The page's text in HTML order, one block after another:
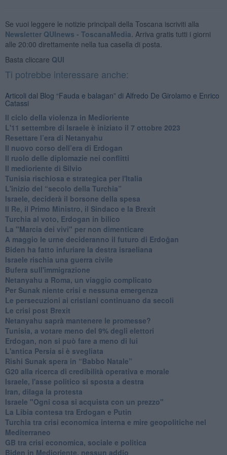
Se vuoi leggere le notizie principali della Toscana iscriviti alla
Newsletter QUInews - ToscanaMedia. Arriva gratis tutti i giorni
alle 20:00 direttamente nella tua casella di posta.
Basta cliccare QUI
Ti potrebbe interessare anche:
Articoli dal Blog “Fauda e balagan” di Alfredo De Girolamo e Enrico
Catassi
Il ciclo della violenza in Medioriente
L'11 settembre di Israele è iniziato il 7 ottobre 2023
Resettare l’era di Netanyahu
​Il nuovo corso dell’era di Erdogan
Il ruolo delle diplomazie nei conflitti
Il medioriente di Silvio
Tunisia rischiosa e strategica per l'Italia
L'inizio del “secolo della Turchia”
Israele, deciderà il borsone della spesa
Il Re, il Primo Ministro, il Sindaco e la Brexit
Turchia al voto, Erdogan in bilico
La "Marcia dei vivi" per non dimenticare
A maggio le urne decideranno il futuro di Erdoğan
Biden ha fatto infuriare la destra israeliana
Israele rischia una guerra civile
Bufera sull'immigrazione
Netanyahu a Roma, un viaggio complicato
Per Sunak niente crisi e nessuna emergenza
Le persecuzioni ai cristiani continuano da secoli
Le crisi post Brexit
Netanyahu saprà mantenere le promesse?
Tunisia, a votare meno del 9% degli elettori
Erdogan, non si può fare a meno di lui
L'antica Persia si è svegliata
Rishi Sunak spera in “Babbo Natale”
G20 alla ricerca di credibilità operativa e morale
Israele, l'asse politico si sposta a destra
Iran, dilaga la protesta
Israele "Ogni cosa si acquista con un prezzo"
La Libia contesa tra Erdogan e Putin
Turchia tra crisi economica interna e mire geopolitiche nel
Mediterraneo
GB tra crisi economica, sociale e politica
Biden in Medioriente, nessun addio